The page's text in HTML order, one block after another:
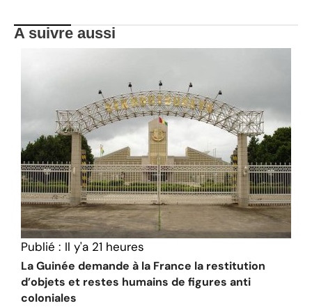
A suivre aussi
Publié : Il y'a 21 heures
La Guinée demande à la France la restitution
d’objets et restes humains de figures anti
coloniales